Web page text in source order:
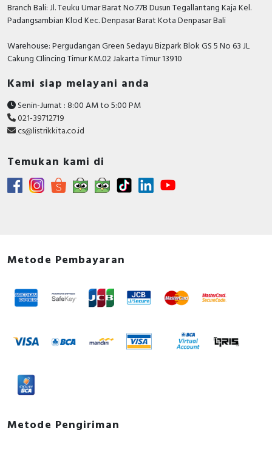
Branch Bali: Jl. Teuku Umar Barat No.77B Dusun Tegallantang Kaja Kel.
Padangsambian Klod Kec. Denpasar Barat Kota Denpasar Bali
Warehouse: Pergudangan Green Sedayu Bizpark Blok GS 5 No 63 JL
Cakung CIlincing Timur KM.02 Jakarta Timur 13910
Kami siap melayani anda
Senin-Jumat : 8:00 AM to 5:00 PM
021-39712719
cs@listrikkita.co.id
Temukan kami di
Metode Pembayaran
Metode Pengiriman